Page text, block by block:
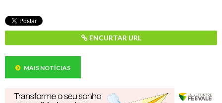
ENCURTAR URL
MAIS NOTÍCIAS